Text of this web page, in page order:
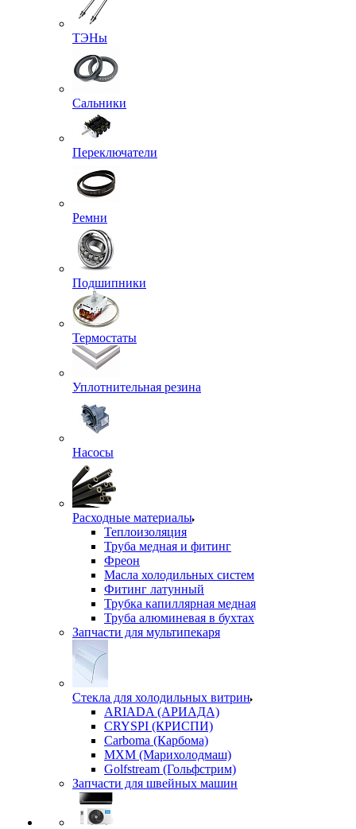
ТЭНы
Сальники
Переключатели
Ремни
Подшипники
Термостаты
Уплотнительная резина
Насосы
Расходные материалы
Теплоизоляция
Труба медная и фитинг
Фреон
Масла холодильных систем
Фитинг латунный
Трубка капиллярная медная
Труба алюминевая в бухтах
Запчасти для мультипекаря
Стекла для холодильных витрин
ARIADA (АРИАДА)
CRYSPI (КРИСПИ)
Carboma (Карбома)
MXM (Марихолодмаш)
Golfstream (Гольфстрим)
Запчасти для швейных машин